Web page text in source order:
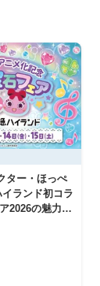
ター・ほっぺ
ランド初コラ
2026の魅力と